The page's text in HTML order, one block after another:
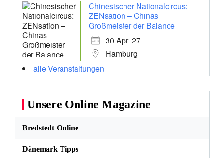
Chinesischer Nationalcircus:
ZENsation – Chinas
Großmeister der Balance
30 Apr. 27
Hamburg
alle Veranstaltungen
Unsere Online Magazine
Bredstedt-Online
Dänemark Tipps